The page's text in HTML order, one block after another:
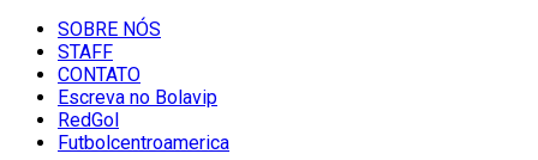
SOBRE NÓS
STAFF
CONTATO
Escreva no Bolavip
RedGol
Futbolcentroamerica